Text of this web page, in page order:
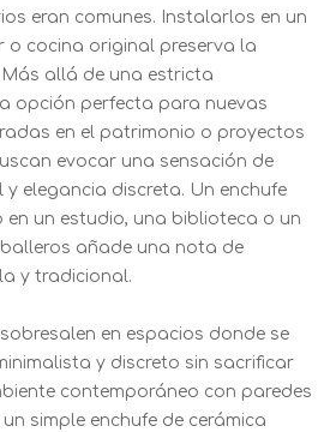
eran comunes. Instalarlos en un
o cocina original preserva la
allá de una estricta
opción perfecta para nuevas
en el patrimonio o proyectos
evocar una sensación de
elegancia discreta. Un enchufe
en un estudio, una biblioteca o un
añade una nota de
y tradicional.
en espacios donde se
y discreto sin sacrificar
contemporáneo con paredes
simple enchufe de cerámica